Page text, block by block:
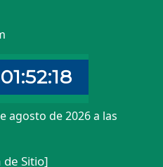
agosto de 2026 a las
de Sitio]